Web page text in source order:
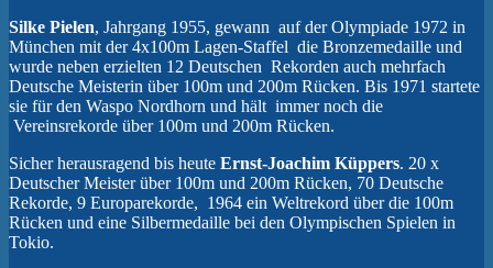
Silke Pielen, Jahrgang 1955, gewann auf der Olympiade 1972 in
München mit der 4x100m Lagen-Staffel die Bronzemedaille und
wurde neben erzielten 12 Deutschen Rekorden auch mehrfach
Deutsche Meisterin über 100m und 200m Rücken. Bis 1971 startete
sie für den Waspo Nordhorn und hält immer noch die
Vereinsrekorde über 100m und 200m Rücken.
Sicher herausragend bis heute Ernst-Joachim Küppers. 20 x
Deutscher Meister über 100m und 200m Rücken, 70 Deutsche
Rekorde, 9 Europarekorde, 1964 ein Weltrekord über die 100m
Rücken und eine Silbermedaille bei den Olympischen Spielen in
Tokio.